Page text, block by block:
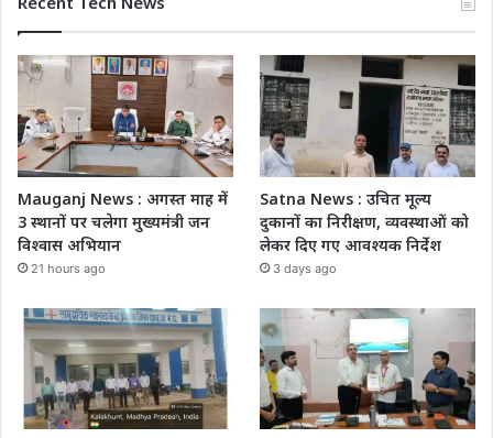
Mauganj News : अगस्त माह में
3 स्थानों पर चलेगा मुख्यमंत्री जन
विश्वास अभियान
21 hours ago
Satna News : उचित मूल्य
दुकानों का निरीक्षण, व्यवस्थाओं को
लेकर दिए गए आवश्यक निर्देश
3 days ago